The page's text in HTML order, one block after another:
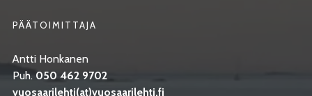
PÄÄTOIMITTAJA
Antti Honkanen
Puh. 050 462 9702
vuosaarilehti(at)vuosaarilehti.fi